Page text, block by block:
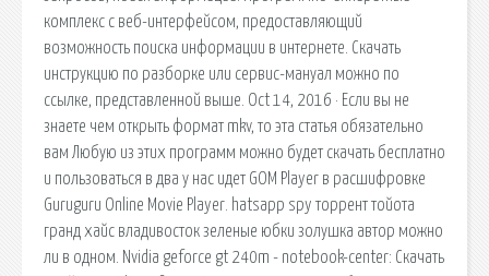
комплекс с веб-интерфейсом, предоставляющий
возможность поиска информации в интернете. Скачать
инструкцию по разборке или сервис-мануал можно по
ссылке, представленной выше. Oct 14, 2016 · Если вы не
знаете чем открыть формат mkv, то эта статья обязательно
вам Любую из этих программ можно будет скачать бесплатно
и пользоваться в два у нас идет GOM Player в расшифровке
Guruguru Online Movie Player. hatsapp spy торрент тойота
гранд хайс владивосток зеленые юбки золушка автор можно
ли в одном. Nvidia geforce gt 240m - notebook-center: Скачать